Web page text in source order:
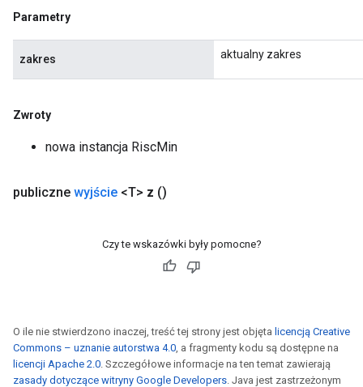
Parametry
zakres aktualny zakres
Zwroty
nowa instancja RiscMin
publiczne wyjście <T> z ()
Czy te wskazówki były pomocne?
O ile nie stwierdzono inaczej, treść tej strony jest objęta licencją Creative
Commons – uznanie autorstwa 4.0, a fragmenty kodu są dostępne na
licencji Apache 2.0. Szczegółowe informacje na ten temat zawierają
zasady dotyczące witryny Google Developers. Java jest zastrzeżonym